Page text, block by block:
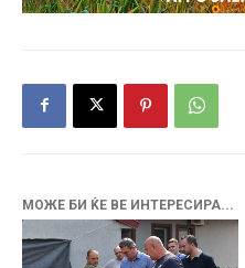
МОЖЕ БИ ЌЕ ВЕ ИНТЕРЕСИРА...